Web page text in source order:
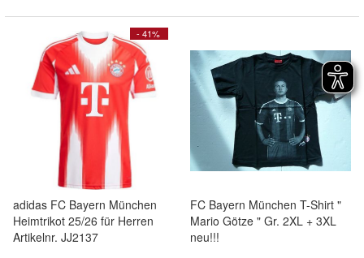
- 41%
adidas FC Bayern München
Heimtrikot 25/26 für Herren
Artikelnr. JJ2137
FC Bayern München T-Shirt "
Mario Götze " Gr. 2XL + 3XL
neu!!!